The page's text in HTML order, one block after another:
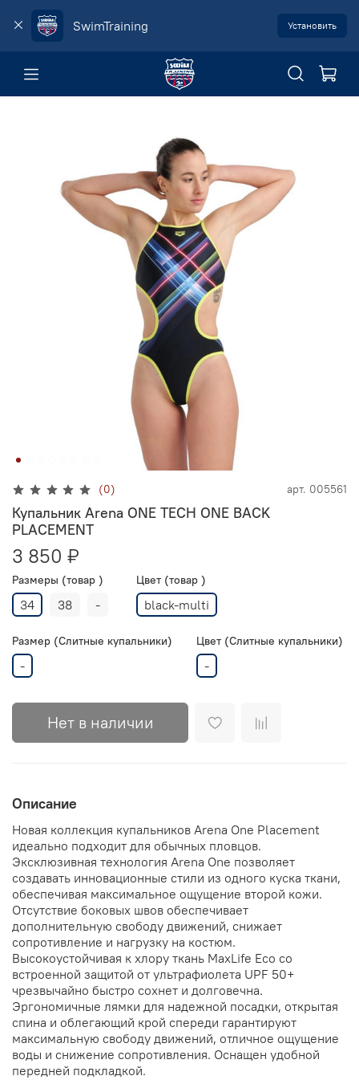
SwimTraining Установить
(0) арт. 005561
Купальник Arena ONE TECH ONE BACK
PLACEMENT
3 850 ₽
Размеры (товар )
34 38 -
Цвет (товар )
black-multi
Размер (Слитные купальники)
-
Цвет (Слитные купальники)
-
Нет в наличии
Описание
Новая коллекция купальников Arena One Placement
идеально подходит для обычных пловцов.
Эксклюзивная технология Arena One позволяет
создавать инновационные стили из одного куска ткани,
обеспечивая максимальное ощущение второй кожи.
Отсутствие боковых швов обеспечивает
дополнительную свободу движений, снижает
сопротивление и нагрузку на костюм.
Высокоустойчивая к хлору ткань MaxLife Eco со
встроенной защитой от ультрафиолета UPF 50+
чрезвычайно быстро сохнет и долговечна.
Эргономичные лямки для надежной посадки, открытая
спина и облегающий крой спереди гарантируют
максимальную свободу движений, отличное ощущение
воды и снижение сопротивления. Оснащен удобной
передней подкладкой.